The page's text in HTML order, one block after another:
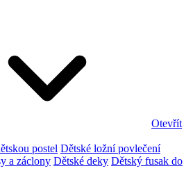
Otevřít
postel Dětské ložní povlečení
a záclony Dětské deky Dětský fusak do